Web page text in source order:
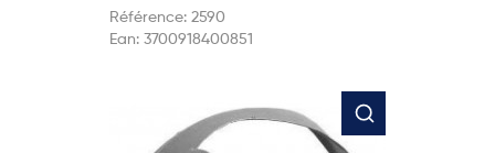
Référence: 2590
Ean: 3700918400851